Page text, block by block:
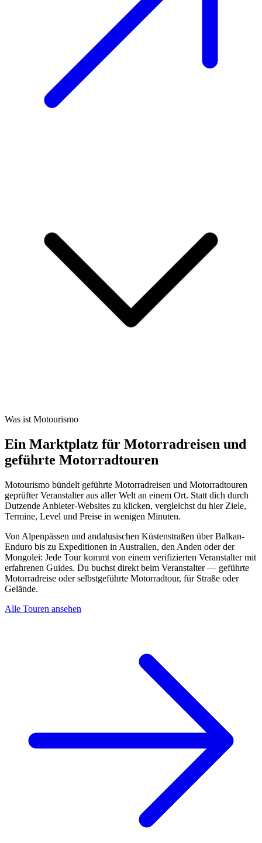
Was ist Motourismo
Ein Marktplatz für Motorradreisen und
geführte Motorradtouren
Motourismo bündelt geführte Motorradreisen und Motorradtouren
geprüfter Veranstalter aus aller Welt an einem Ort. Statt dich durch
Dutzende Anbieter-Websites zu klicken, vergleichst du hier Ziele,
Termine, Level und Preise in wenigen Minuten.
Von Alpenpässen und andalusischen Küstenstraßen über Balkan-
Enduro bis zu Expeditionen in Australien, den Anden oder der
Mongolei: Jede Tour kommt von einem verifizierten Veranstalter mit
erfahrenen Guides. Du buchst direkt beim Veranstalter — geführte
Motorradreise oder selbstgeführte Motorradtour, für Straße oder
Gelände.
Alle Touren ansehen